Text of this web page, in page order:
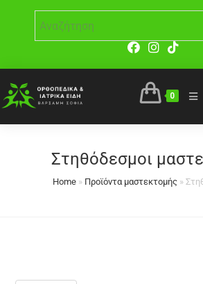
0
Στηθόδεσμοι
Home » Προϊόντα μαστεκτομής »